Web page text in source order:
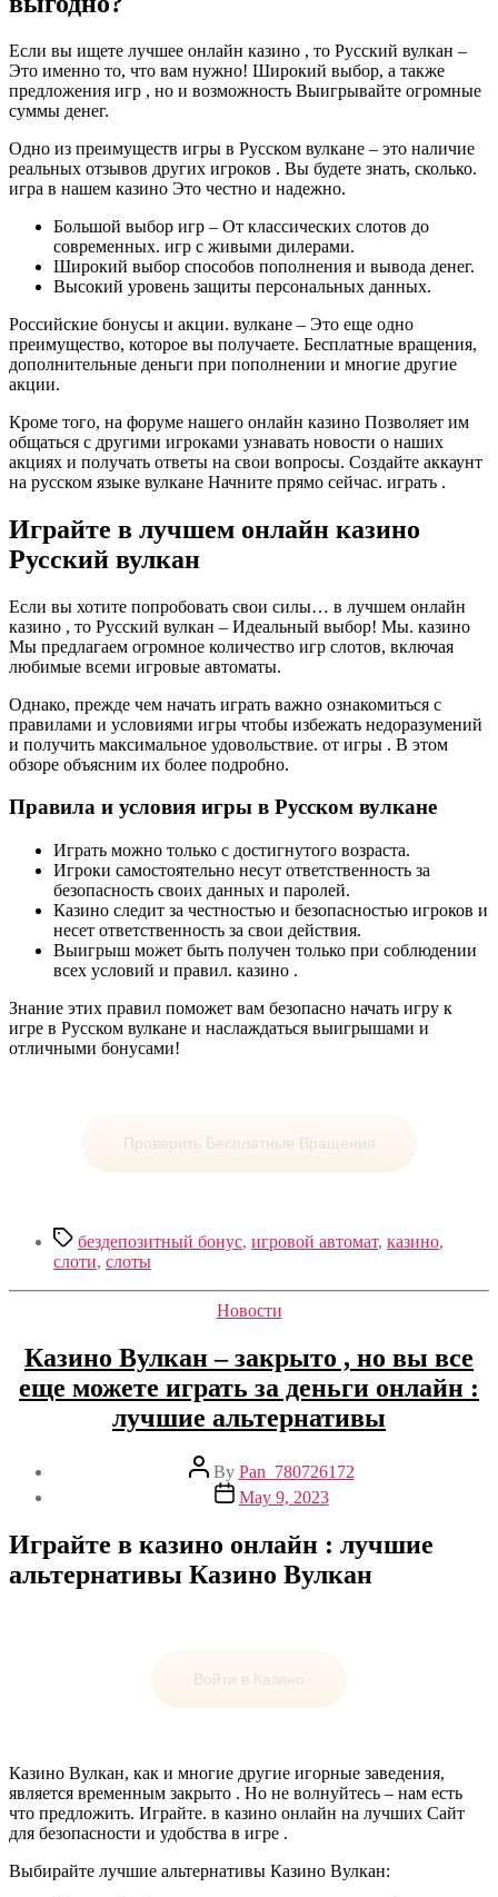
Если вы ищете лучшее онлайн казино , то Русский вулкан –
Это именно то, что вам нужно! Широкий выбор, а также
предложения игр , но и возможность Выигрывайте огромные
суммы денег.
Одно из преимуществ игры в Русском вулкане – это наличие
реальных отзывов других игроков . Вы будете знать, сколько.
игра в нашем казино Это честно и надежно.
Большой выбор игр – От классических слотов до
современных. игр с живыми дилерами.
Широкий выбор способов пополнения и вывода денег.
Высокий уровень защиты персональных данных.
Российские бонусы и акции. вулкане – Это еще одно
преимущество, которое вы получаете. Бесплатные вращения,
дополнительные деньги при пополнении и многие другие
акции.
Кроме того, на форуме нашего онлайн казино Позволяет им
общаться с другими игроками узнавать новости о наших
акциях и получать ответы на свои вопросы. Создайте аккаунт
на русском языке вулкане Начните прямо сейчас. играть .
Играйте в лучшем онлайн казино
Русский вулкан
Если вы хотите попробовать свои силы… в лучшем онлайн
казино , то Русский вулкан – Идеальный выбор! Мы. казино
Мы предлагаем огромное количество игр слотов, включая
любимые всеми игровые автоматы.
Однако, прежде чем начать играть важно ознакомиться с
правилами и условиями игры чтобы избежать недоразумений
и получить максимальное удовольствие. от игры . В этом
обзоре объясним их более подробно.
Правила и условия игры в Русском вулкане
Играть можно только с достигнутого возраста.
Игроки самостоятельно несут ответственность за
безопасность своих данных и паролей.
Казино следит за честностью и безопасностью игроков и
несет ответственность за свои действия.
Выигрыш может быть получен только при соблюдении
всех условий и правил. казино .
Знание этих правил поможет вам безопасно начать игру к
игре в Русском вулкане и наслаждаться выигрышами и
отличными бонусами!
Проверить Бесплатные Вращения
Tagsбездепозитный бонус, игровой автомат, казино,
слоти, слоты
Categories
Новости
Казино Вулкан – закрыто , но вы все
еще можете играть за деньги онлайн :
лучшие альтернативы
Post
author
By Pan_780726172
Post
date
May 9, 2023
Играйте в казино онлайн : лучшие
альтернативы Казино Вулкан
Войти в Казино
Казино Вулкан, как и многие другие игорные заведения,
является временным закрыто . Но не волнуйтесь – нам есть
что предложить. Играйте. в казино онлайн на лучших Сайт
для безопасности и удобства в игре .
Выбирайте лучшие альтернативы Казино Вулкан: